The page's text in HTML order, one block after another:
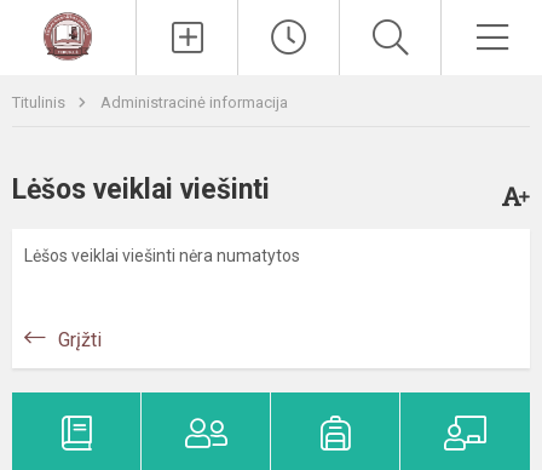
Titulinis Administracinė informacija
Lėšos veiklai viešinti
Lėšos veiklai viešinti nėra numatytos
Grįžti